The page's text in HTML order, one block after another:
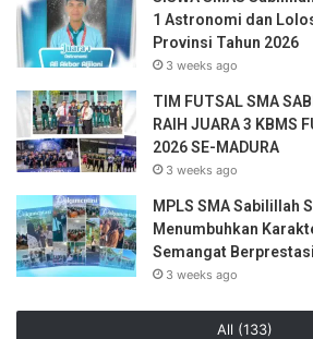
1 Astronomi dan
Provinsi Tahun 2026
3 weeks ago
TIM FUTSAL SMA
RAIH JUARA 3 KBMS
2026 SE-MADURA
3 weeks ago
MPLS SMA Sabilillah
Menumbuhkan
Semangat Berprestasi
3 weeks ago
All (133)